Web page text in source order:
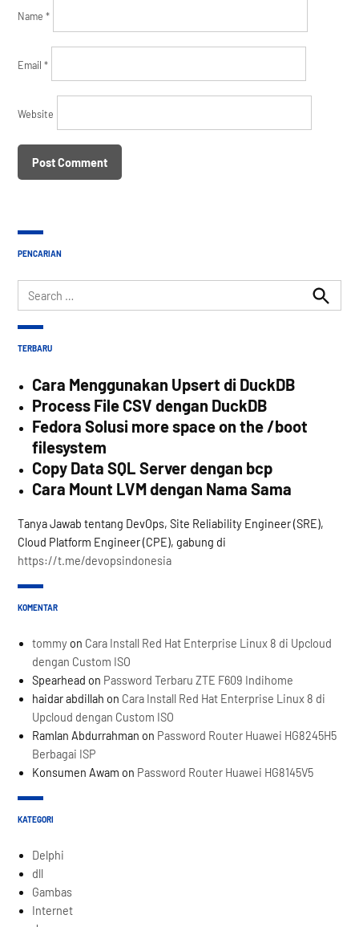
Name*
Email*
Website
PENCARIAN
Search
for:
Search
TERBARU
Cara Menggunakan Upsert di DuckDB
Process File CSV dengan DuckDB
Fedora Solusi more space on the /boot
filesystem
Copy Data SQL Server dengan bcp
Cara Mount LVM dengan Nama Sama
Tanya Jawab tentang DevOps, Site Reliability Engineer (SRE),
Cloud Platform Engineer (CPE), gabung di
https://t.me/devopsindonesia
KOMENTAR
tommy on Cara Install Red Hat Enterprise Linux 8 di Upcloud
dengan Custom ISO
Spearhead on Password Terbaru ZTE F609 Indihome
haidar abdillah on Cara Install Red Hat Enterprise Linux 8 di
Upcloud dengan Custom ISO
Ramlan Abdurrahman on Password Router Huawei HG8245H5
Berbagai ISP
Konsumen Awam on Password Router Huawei HG8145V5
KATEGORI
Delphi
dll
Gambas
Internet